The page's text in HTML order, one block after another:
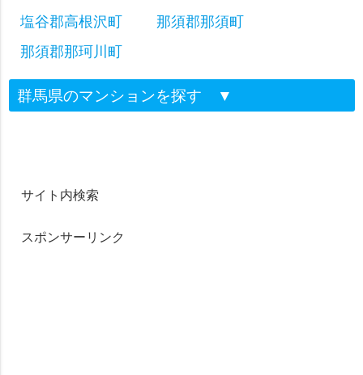
塩谷郡高根沢町
那須郡那須町
那須郡那珂川町
群馬県のマンションを探す ▼
サイト内検索
スポンサーリンク